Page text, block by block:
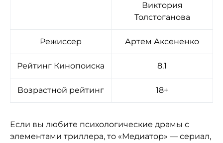
Виктория
Толстоганова
Режиссер Артем Аксененко
Рейтинг Кинопоиска 8.1
Возрастной рейтинг 18+
Если вы любите психологические драмы с
элементами триллера, то «Медиатор» — сериал,